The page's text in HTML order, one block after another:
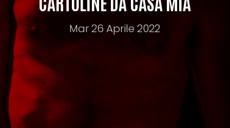
Mar 26 Aprile 2022